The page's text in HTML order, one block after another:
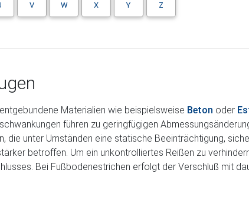
V W X Y Z
Materialien wie beispielsweise Beton oder
führen zu geringfügigen
die unter Umständen eine statische Beeinträchtigung,
betroffen. Um ein unkontrolliertes Reißen zu
Bei Fußbodenestrichen erfolgt der Verschluß mit